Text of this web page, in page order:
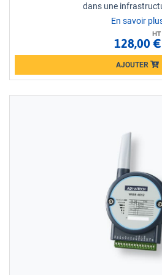
dans une
En savoir
HT
128,00 €
AJOUTER
Loading...